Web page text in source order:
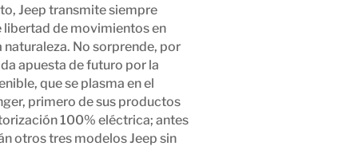
Jeep transmite siempre
libertad de movimientos en
No sorprende, por
apuesta de futuro por la
que se plasma en el
primero de sus productos
100% eléctrica; antes
otros tres modelos Jeep sin